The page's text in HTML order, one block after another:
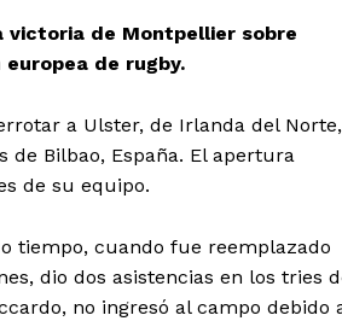
de Montpellier sobre
de rugby.
a Ulster, de Irlanda del Norte,
de Bilbao, España. El apertura
de su equipo.
tiempo, cuando fue reemplazado
dio dos asistencias en los tries
no ingresó al campo debido